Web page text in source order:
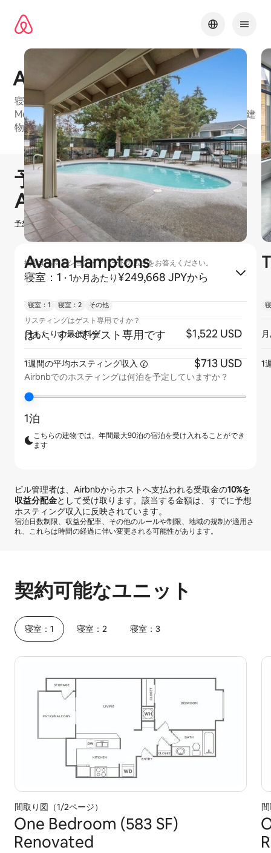
Avana Chestnut Hills
寝室：1、寝室：2、寝室：3のお部屋がある、Seattle
MetroのAirbnbフレンドリーマンション・アパートの建
物
0件中0件表示
1 / 28
予想ホスティング収⁠入¥0
Airbnbでのホ⁠ス⁠テ⁠ィ⁠ン⁠グ
予想ホスティング収入の計算方法を確認する
掲載するマンション・アパートの広さをお答えください。
寝室：1 · 1か月あたり¥249,668 JPYから
リスティングはゲスト専用ですか？
はい、すべてゲスト専用です
Airbnbでのホスティングは何泊を予定していますか？
1泊
こちらの建物では、年間最大90泊の宿泊を受け入れることができ
ます
ビル管理者は、Airbnbからホストへ支払われる受取金の10%を
収益分配金として受け取ります。該当する金額は、すでに予想
ホスティング収入に反映されています。
宿泊日数制限、収益分配率、その他のルールや制限、地域の規制が適用さ
れ、これらは時間の経過に伴い変更される可能性があります。
契約可能なユニット
寝室：1 寝室：2 寝室：3
間取り図（1/2ページ）
One Bedroom (583 SF)
Renovated
Avana Hamptons
寝室：1 寝室：2 その他
月あたりの最低料金 $1,522 USD
1週間の平均ホスティング収入 $713 USD 1